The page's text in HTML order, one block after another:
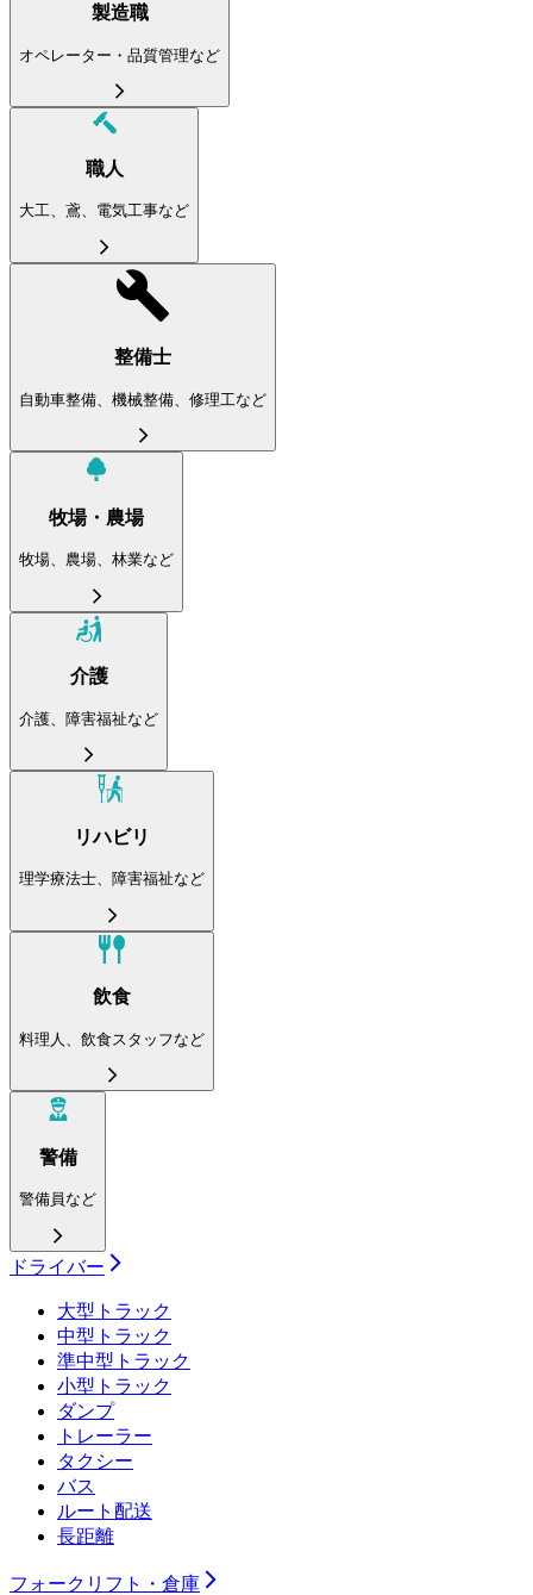
製造職
オペレーター・品質管理など
職人
大工、鳶、電気工事など
整備士
自動車整備、機械整備、修理工など
牧場・農場
牧場、農場、林業など
介護
介護、障害福祉など
リハビリ
理学療法士、障害福祉など
飲食
料理人、飲食スタッフなど
警備
警備員など
ドライバー
大型トラック
中型トラック
準中型トラック
小型トラック
ダンプ
トレーラー
タクシー
バス
ルート配送
長距離
フォークリフト・倉庫